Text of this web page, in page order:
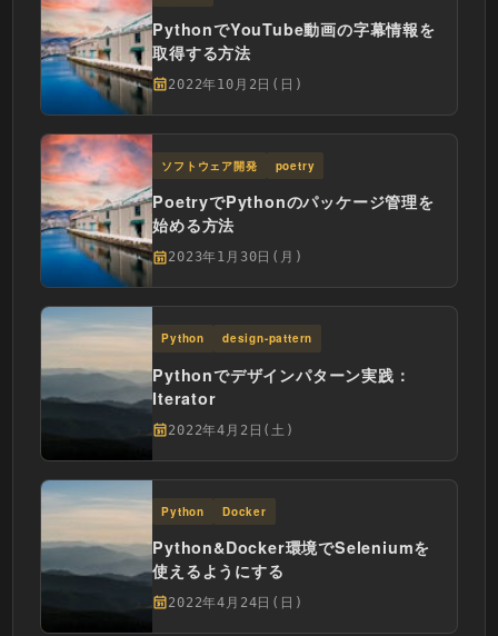
PythonでYouTube動画の字幕情報を
取得する方法
2022年10月2日(日)
ソフトウェア開発 poetry
PoetryでPythonのパッケージ管理を
始める方法
2023年1月30日(月)
Python design-pattern
Pythonでデザインパターン実践：
Iterator
2022年4月2日(土)
Python Docker
Python&Docker環境でSeleniumを
使えるようにする
2022年4月24日(日)